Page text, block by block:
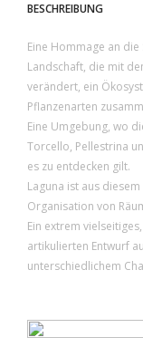
BESCHREIBUNG
Eine Hommage an
Landschaft, die mit
verändert, ein
Pflanzenarten
Eine Umgebung, wo
Torcello, Pellestrina
es zu entdecken gilt.
Laguna ist aus
Organisation von
Ein extrem
artikulierten Entwurf
unterschiedlichem